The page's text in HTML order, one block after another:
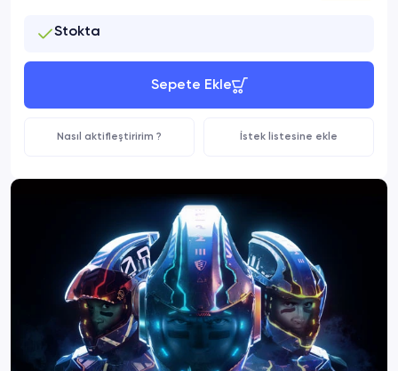
Stokta
Sepete Ekle
Nasıl aktifleştiririm ? İstek listesine ekle